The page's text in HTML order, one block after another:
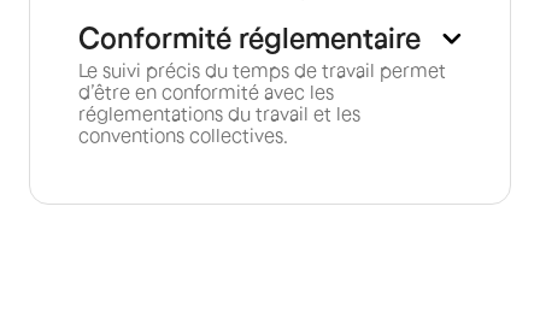
Conformité réglementaire
Le suivi précis du temps de travail permet
d’être en conformité avec les
réglementations du travail et les
conventions collectives.